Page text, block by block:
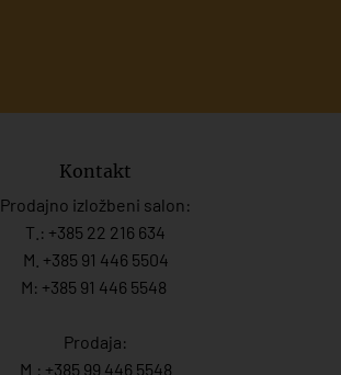
Kontakt
Prodajno izložbeni salon:
T.: +385 22 216 634
M. +385 91 446 5504
M: +385 91 446 5548
Prodaja:
M.: +385 99 446 5548